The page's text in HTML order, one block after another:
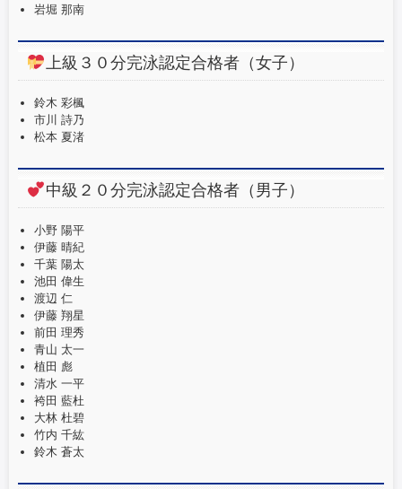
岩堀 那南
上級３０分完泳認定合格者（女子）
鈴木 彩楓
市川 詩乃
松本 夏渚
中級２０分完泳認定合格者（男子）
小野 陽平
伊藤 晴紀
千葉 陽太
池田 偉生
渡辺 仁
伊藤 翔星
前田 理秀
青山 太一
植田 彪
清水 一平
袴田 藍杜
大林 杜碧
竹内 千紘
鈴木 蒼太